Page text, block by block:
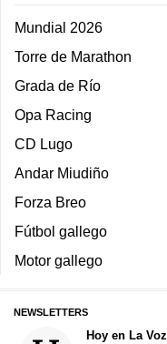
Mundial 2026
Torre de Marathon
Grada de Río
Opa Racing
CD Lugo
Andar Miudiño
Forza Breo
Fútbol gallego
Motor gallego
NEWSLETTERS
Hoy en La Voz